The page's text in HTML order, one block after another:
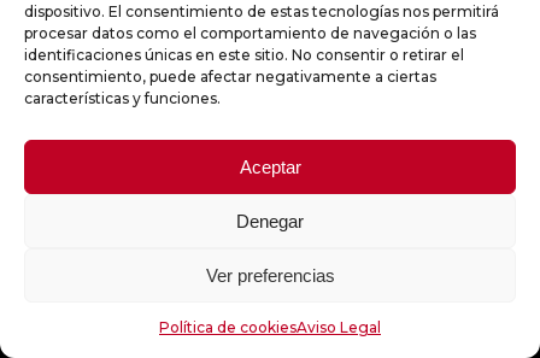
dispositivo. El consentimiento de estas tecnologías nos permitirá
procesar datos como el comportamiento de navegación o las
identificaciones únicas en este sitio. No consentir o retirar el
consentimiento, puede afectar negativamente a ciertas
características y funciones.
Aceptar
Denegar
Ver preferencias
Política de cookiesAviso Legal
E-mail *
Al enviar la dirección de correo electrónico, acepta los Términos y
condiciones.
Aviso Legal|Política de Cookies|Diseño web